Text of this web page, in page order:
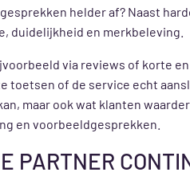
helder af? Naast
duidelijkheid en merkbeleving.
via reviews of korte
toetsen of de service echt
maar ook wat klanten
en voorbeeldgesprekken.
PARTNER